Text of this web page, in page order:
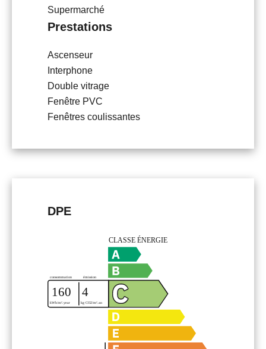
Supermarché
Prestations
Ascenseur
Interphone
Double vitrage
Fenêtre PVC
Fenêtres coulissantes
DPE